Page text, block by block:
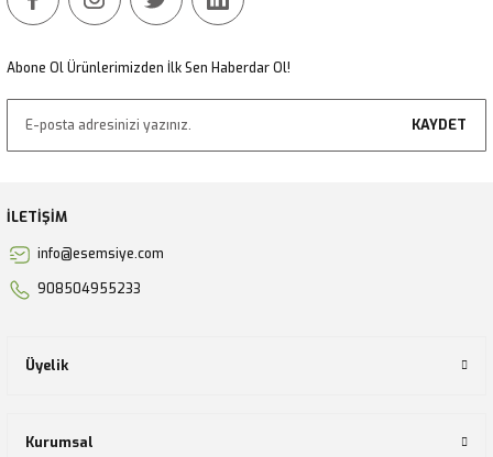
Abone Ol Ürünlerimizden İlk Sen Haberdar Ol!
KAYDET
İLETİŞİM
info@esemsiye.com
908504955233
Üyelik
Kurumsal